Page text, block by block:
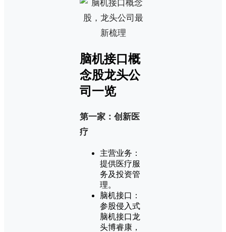
脑机接口概
念股龙头公
司一览
第一家：创新医
疗
主营业务：
提供医疗服
务及投资管
理。
脑机接口：
参股侵入式
脑机接口龙
头博睿康，